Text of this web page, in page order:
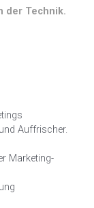
der Technik.
Auffrischer.
Marketing-